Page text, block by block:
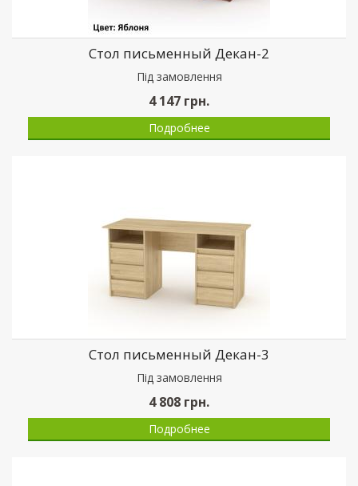
Стол письменный Декан-2
Пiд замовлення
4 147 грн.
Подробнее
Стол письменный Декан-3
Пiд замовлення
4 808 грн.
Подробнее